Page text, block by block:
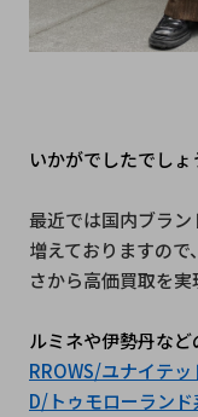
いかがでしたでしょ
最近では国内ブラ
増えておりますの
さから高価買取を実
ルミネや伊勢丹な
RROWS/ユナイテ
D/トゥモローランド